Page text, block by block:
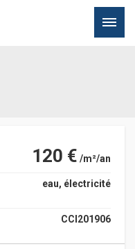
120 € /m²/an
eau, électricité
CCI201906